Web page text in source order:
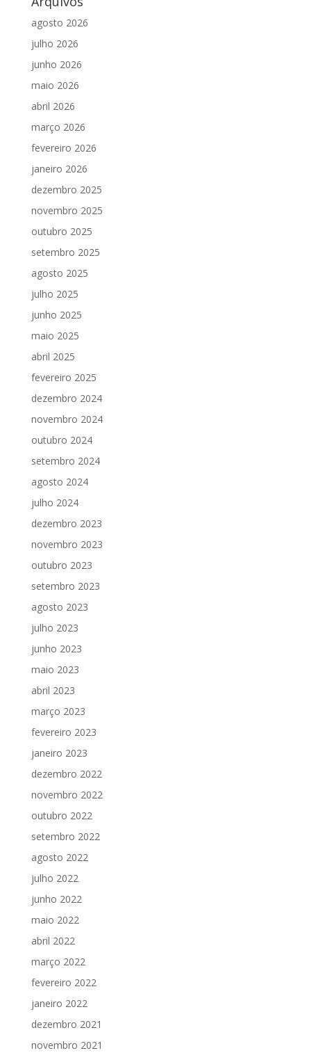
agosto 2026
julho 2026
junho 2026
maio 2026
abril 2026
março 2026
fevereiro 2026
janeiro 2026
dezembro 2025
novembro 2025
outubro 2025
setembro 2025
agosto 2025
julho 2025
junho 2025
maio 2025
abril 2025
fevereiro 2025
dezembro 2024
novembro 2024
outubro 2024
setembro 2024
agosto 2024
julho 2024
dezembro 2023
novembro 2023
outubro 2023
setembro 2023
agosto 2023
julho 2023
junho 2023
maio 2023
abril 2023
março 2023
fevereiro 2023
janeiro 2023
dezembro 2022
novembro 2022
outubro 2022
setembro 2022
agosto 2022
julho 2022
junho 2022
maio 2022
abril 2022
março 2022
fevereiro 2022
janeiro 2022
dezembro 2021
novembro 2021